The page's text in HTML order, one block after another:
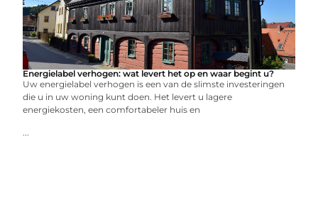
Energielabel verhogen: wat levert het op en waar begint u?
Uw energielabel verhogen is een van de slimste investeringen
die u in uw woning kunt doen. Het levert u lagere
energiekosten, een comfortabeler huis en
...